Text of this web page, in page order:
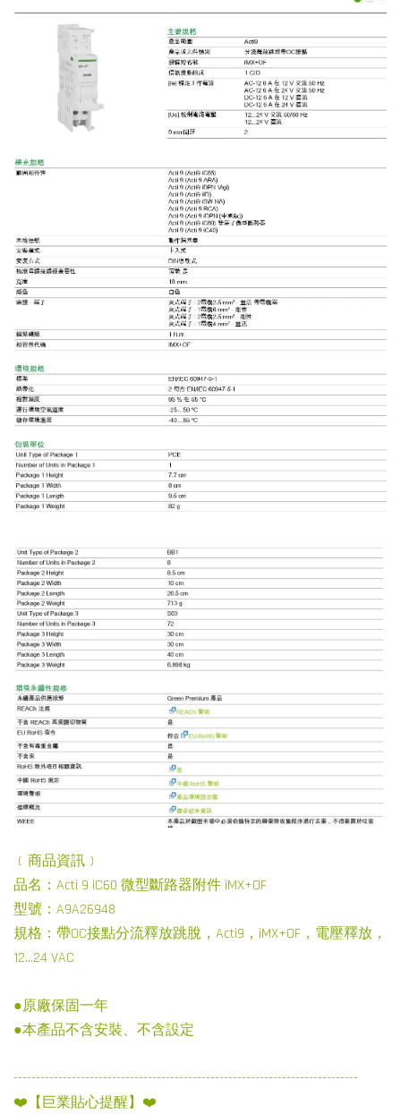
﹝商品資訊﹞
品名：Acti 9 iC60 微型斷路器附件 iMX+OF
型號：A9A26948
規格：帶OC接點分流釋放跳脫，Acti9，iMX+OF，電壓釋放，
12...24 VAC
●原廠保固一年
●本產品不含安裝、不含設定
-----------------------------------------------------------------------------
❤️【巨業貼心提醒】❤️